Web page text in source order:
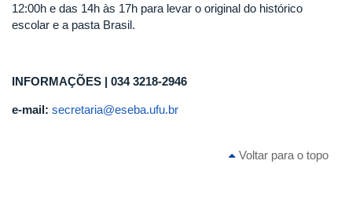
12:00h e das 14h às 17h para levar o original do histórico
escolar e a pasta Brasil.
INFORMAÇÕES | 034 3218-2946
e-mail: secretaria@eseba.ufu.br
Voltar para o topo